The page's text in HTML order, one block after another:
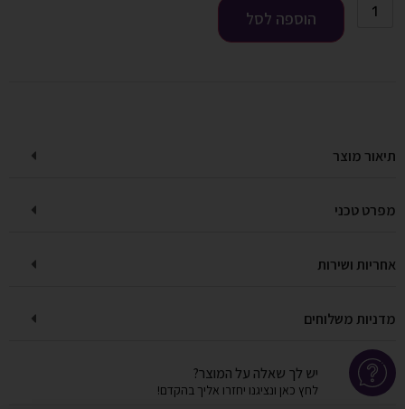
הוספה לסל
תיאור מוצר
מפרט טכני
אחריות ושירות
מדניות משלוחים
יש לך שאלה על המוצר?
לחץ כאן ונציגנו יחזרו אליך בהקדם!